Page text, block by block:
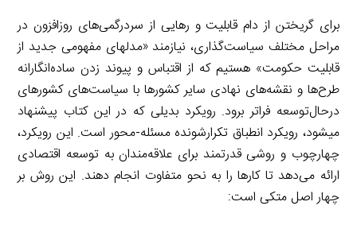
برای گریختن از دام قابلیت و رهایی از سردرگمی‌های روزافزون در
مراحل مختلف سیاست‌گذاری، نیازمند «مدل‎های مفهومی جدید از
قابلیت حکومت» هستیم که از اقتباس و پیوند زدن ساده‌انگارانه
طرح‌ها و نقشه‌های نهادی سایر کشورها با سیاست‌های کشور‌های
درحال‌توسعه فراتر برود. رویکرد بدیلی که در این کتاب پیشنهاد
می‎شود، رویکرد انطباق تکرارشونده مسئله-محور است. این رویکرد،
چهارچوب و روشی قدرتمند برای علاقه‌مندان به توسعه اقتصادی
ارائه می‌دهد تا کارها را به نحو متفاوت انجام دهند. این روش بر
چهار اصل متکی است: